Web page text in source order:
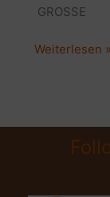
GROSSE
INTERIOR
WIND
Weiterlesen »